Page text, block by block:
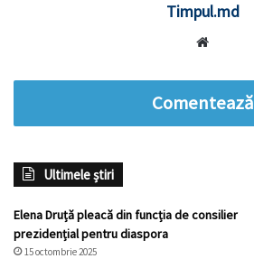
Timpul.md
Comentează
Ultimele știri
Elena Druță pleacă din funcția de consilier
prezidențial pentru diaspora
15 octombrie 2025